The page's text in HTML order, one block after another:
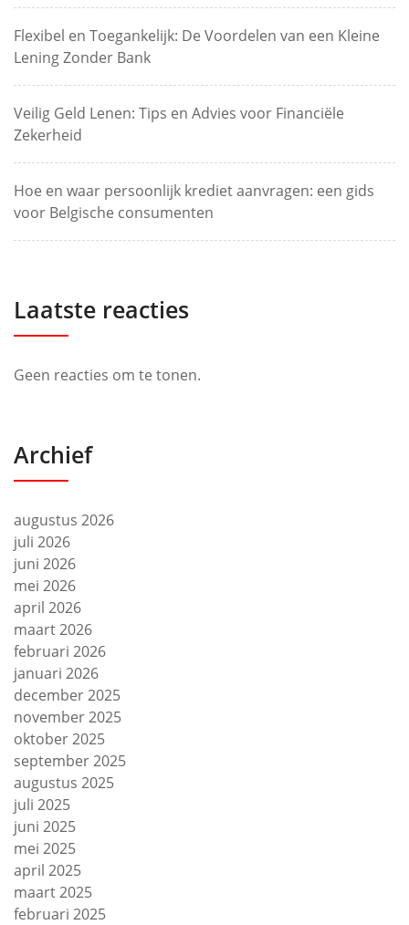
Flexibel en Toegankelijk: De Voordelen van een Kleine
Lening Zonder Bank
Veilig Geld Lenen: Tips en Advies voor Financiële
Zekerheid
Hoe en waar persoonlijk krediet aanvragen: een gids
voor Belgische consumenten
Laatste reacties
Geen reacties om te tonen.
Archief
augustus 2026
juli 2026
juni 2026
mei 2026
april 2026
maart 2026
februari 2026
januari 2026
december 2025
november 2025
oktober 2025
september 2025
augustus 2025
juli 2025
juni 2025
mei 2025
april 2025
maart 2025
februari 2025